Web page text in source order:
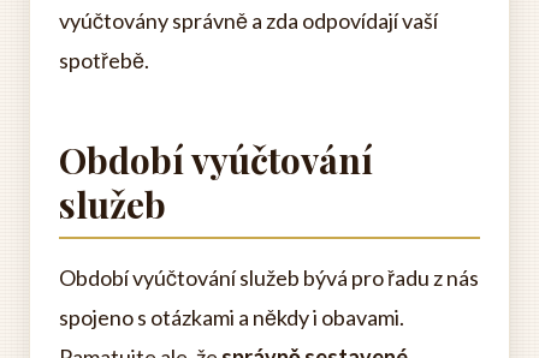
vyúčtovány správně a zda odpovídají vaší
spotřebě.
Období vyúčtování
služeb
Období vyúčtování služeb bývá pro řadu z nás
spojeno s otázkami a někdy i obavami.